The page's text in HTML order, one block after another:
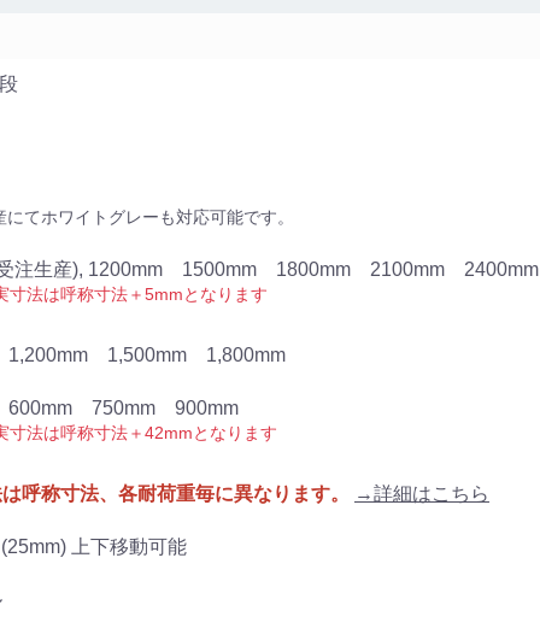
てホワイトグレーも対応可能です。
注生産), 1200mm 1500mm 1800mm 2100mm 2400mm
法は呼称寸法＋5mmとなります
1,500mm 1,800mm
600mm 750mm 900mm
法は呼称寸法＋42mmとなります
呼称寸法、各耐荷重毎に異なります。 →詳細はこちら
上下移動可能